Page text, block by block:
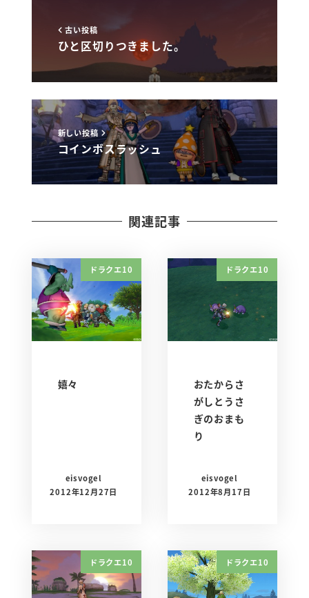
古い投稿
ひと区切りつきました。
新しい投稿
コインボスラッシュ
関連記事
ドラクエ10
嬉々
eisvogel
2012年12月27日
ドラクエ10
おたからさ
がしとうさ
ぎのおまも
り
eisvogel
2012年8月17日
ドラクエ10 ドラクエ10